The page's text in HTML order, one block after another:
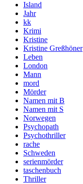
Island
Jahr
kk
Krimi
Kristine
Kristine Greßhöner
Leben
London
Mann
mord
Mörder
Namen mit B
Namen mit S
Norwegen
Psychopath
Psychothriller
rache
Schweden
serienmörder
taschenbuch
Thriller